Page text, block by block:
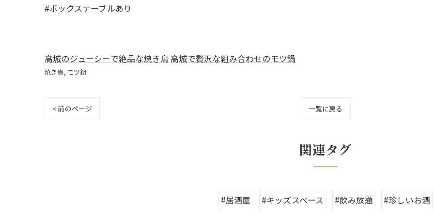
#ボックステーブルあり
高城のジューシーで絶品な焼き鳥 高城で贅沢な組み合わせのモツ鍋
焼き鳥 モツ鍋
< 前のページ 一覧に戻る
関連タグ
#居酒屋 #キッズスペース #飲み放題 #珍しいお酒